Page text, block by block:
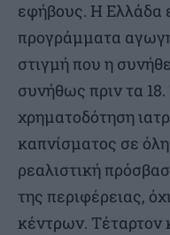
εφήβους. Η Ελλάδα
προγράμματα
στιγμή που η
συνήθως πριν τα 18.
χρηματοδότηση
καπνίσματος σε
ρεαλιστική
της περιφέρειας,
κέντρων. Τέταρτον